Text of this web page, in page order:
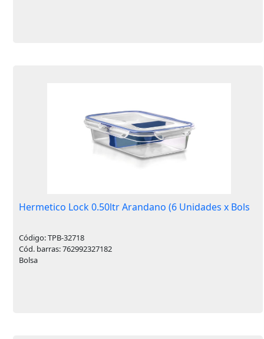
Hermetico Lock 0.50ltr Arandano (6 Unidades x Bols
Código: TPB-32718
Cód. barras: 762992327182
Bolsa